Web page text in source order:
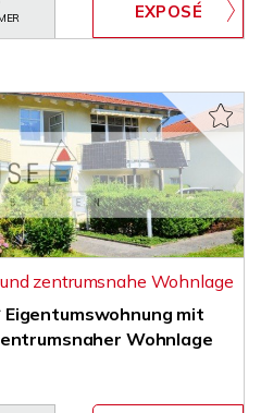
zentrumsnahe Wohnlage
Eigentumswohnung mit
Wohnlage